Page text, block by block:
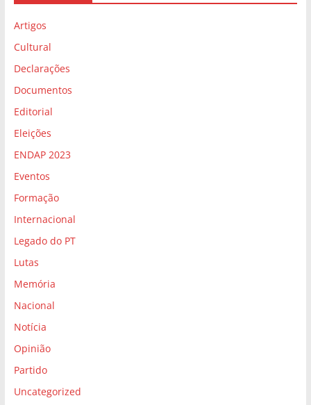
Artigos
Cultural
Declarações
Documentos
Editorial
Eleições
ENDAP 2023
Eventos
Formação
Internacional
Legado do PT
Lutas
Memória
Nacional
Notícia
Opinião
Partido
Uncategorized